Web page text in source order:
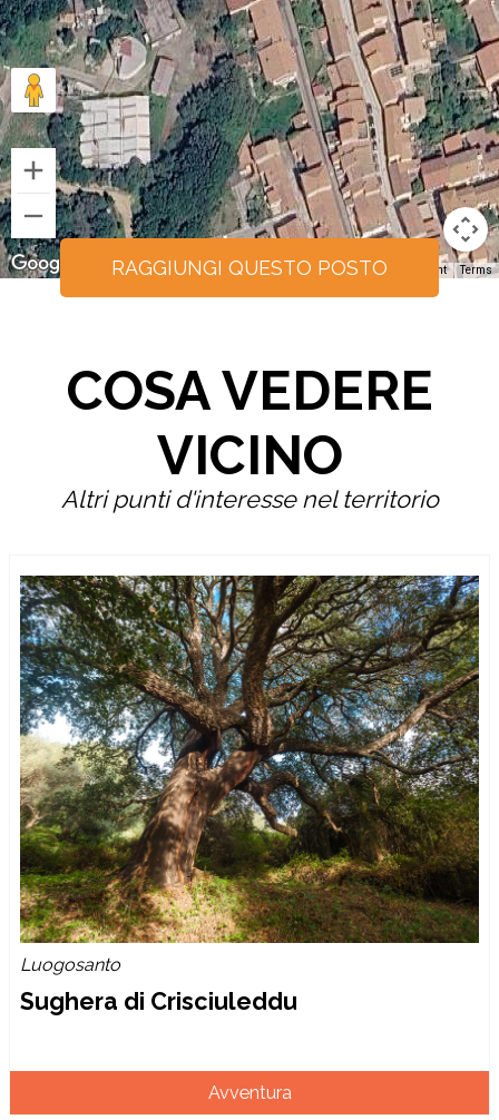
Keyboard shortcuts Image may be subject to copyright Terms
RAGGIUNGI QUESTO POSTO
COSA VEDERE
VICINO
Altri punti d'interesse nel territorio
Luogosanto
Sughera di Crisciuleddu
Avventura